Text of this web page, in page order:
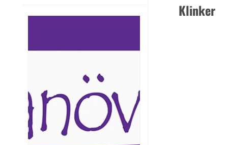
elérhetők lapszámaink. Bárhol,
elérhetőkKlinker